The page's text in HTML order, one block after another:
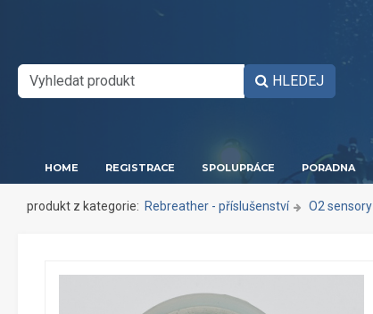
HLEDEJ
HOME REGISTRACE SPOLUPRÁCE PORADNA
produkt z kategorie: Rebreather - příslušenství O2 sensory